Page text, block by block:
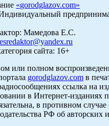
«gorodglazov.com»
Мамедова Е.С.
сайта: 16+
или полном
gorodglazov.com в
ссылка на
в Интернет-изданиях
в противном
РФ об авторских